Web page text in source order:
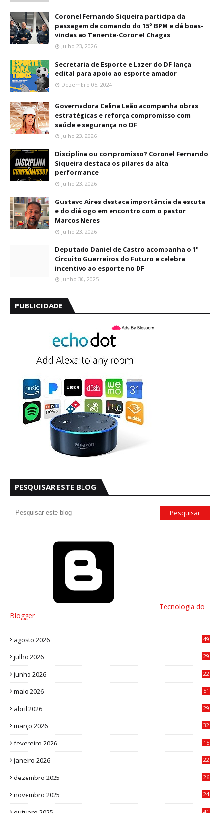
Coronel Fernando Siqueira participa da
passagem de comando do 15º BPM e dá boas-
vindas ao Tenente-Coronel Chagas
Julho 23, 2026
Secretaria de Esporte e Lazer do DF lança
edital para apoio ao esporte amador
Dezembro 05, 2024
Governadora Celina Leão acompanha obras
estratégicas e reforça compromisso com
saúde e segurança no DF
Julho 23, 2026
Disciplina ou compromisso? Coronel Fernando
Siqueira destaca os pilares da alta
performance
Julho 23, 2026
Gustavo Aires destaca importância da escuta
e do diálogo em encontro com o pastor
Marcos Neres
Julho 23, 2026
Deputado Daniel de Castro acompanha o 1º
Circuito Guerreiros do Futuro e celebra
incentivo ao esporte no DF
Junho 30, 2025
PUBLICIDADE
PESQUISAR ESTE BLOG
Tecnologia do
Blogger
agosto 2026 49
julho 2026
29
junho 2026
22
maio 2026
51
abril 2026
29
março 2026
32
fevereiro 2026
15
janeiro 2026
22
dezembro 2025
26
novembro 2025
24
41